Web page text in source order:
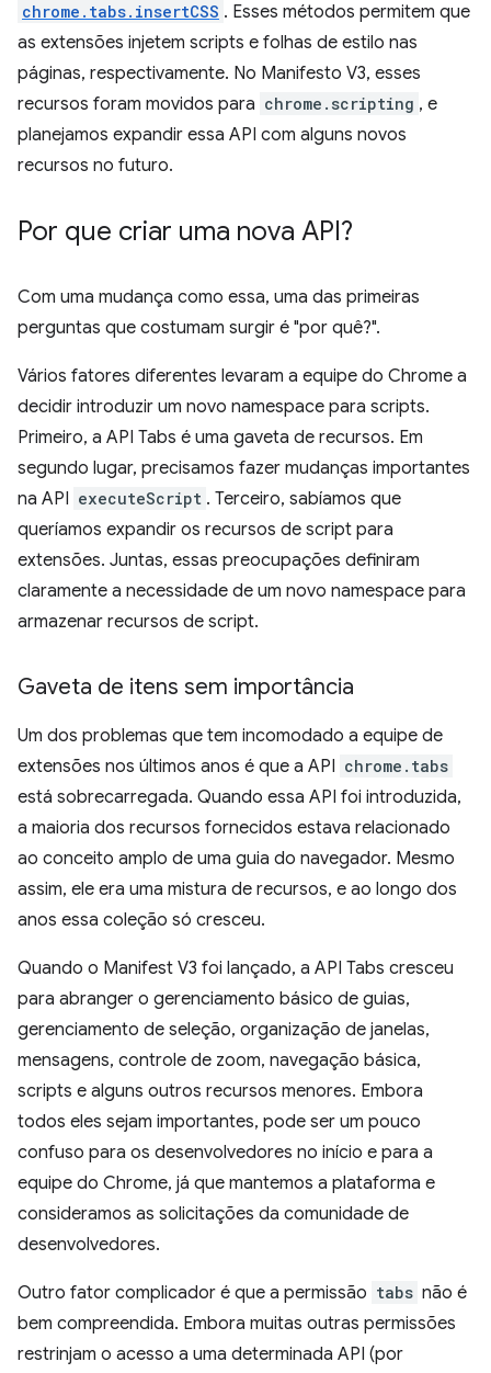
chrome.tabs.insertCSS . Esses métodos permitem que
as extensões injetem scripts e folhas de estilo nas
páginas, respectivamente. No Manifesto V3, esses
recursos foram movidos para chrome.scripting , e
planejamos expandir essa API com alguns novos
recursos no futuro.
Por que criar uma nova API?
Com uma mudança como essa, uma das primeiras
perguntas que costumam surgir é "por quê?".
Vários fatores diferentes levaram a equipe do Chrome a
decidir introduzir um novo namespace para scripts.
Primeiro, a API Tabs é uma gaveta de recursos. Em
segundo lugar, precisamos fazer mudanças importantes
na API executeScript . Terceiro, sabíamos que
queríamos expandir os recursos de script para
extensões. Juntas, essas preocupações definiram
claramente a necessidade de um novo namespace para
armazenar recursos de script.
Gaveta de itens sem importância
Um dos problemas que tem incomodado a equipe de
extensões nos últimos anos é que a API chrome.tabs
está sobrecarregada. Quando essa API foi introduzida,
a maioria dos recursos fornecidos estava relacionado
ao conceito amplo de uma guia do navegador. Mesmo
assim, ele era uma mistura de recursos, e ao longo dos
anos essa coleção só cresceu.
Quando o Manifest V3 foi lançado, a API Tabs cresceu
para abranger o gerenciamento básico de guias,
gerenciamento de seleção, organização de janelas,
mensagens, controle de zoom, navegação básica,
scripts e alguns outros recursos menores. Embora
todos eles sejam importantes, pode ser um pouco
confuso para os desenvolvedores no início e para a
equipe do Chrome, já que mantemos a plataforma e
consideramos as solicitações da comunidade de
desenvolvedores.
Outro fator complicador é que a permissão tabs não é
bem compreendida. Embora muitas outras permissões
restrinjam o acesso a uma determinada API (por